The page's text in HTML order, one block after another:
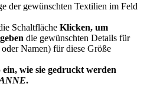
der gewünschten Textilien im Feld
Schaltfläche Klicken, um
die gewünschten Details für
Namen) für diese Größe
wie sie gedruckt werden
.